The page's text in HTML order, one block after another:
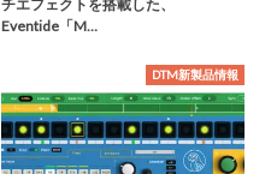
チエフェクトを搭載した、
Eventide「M…
DTM新製品情報